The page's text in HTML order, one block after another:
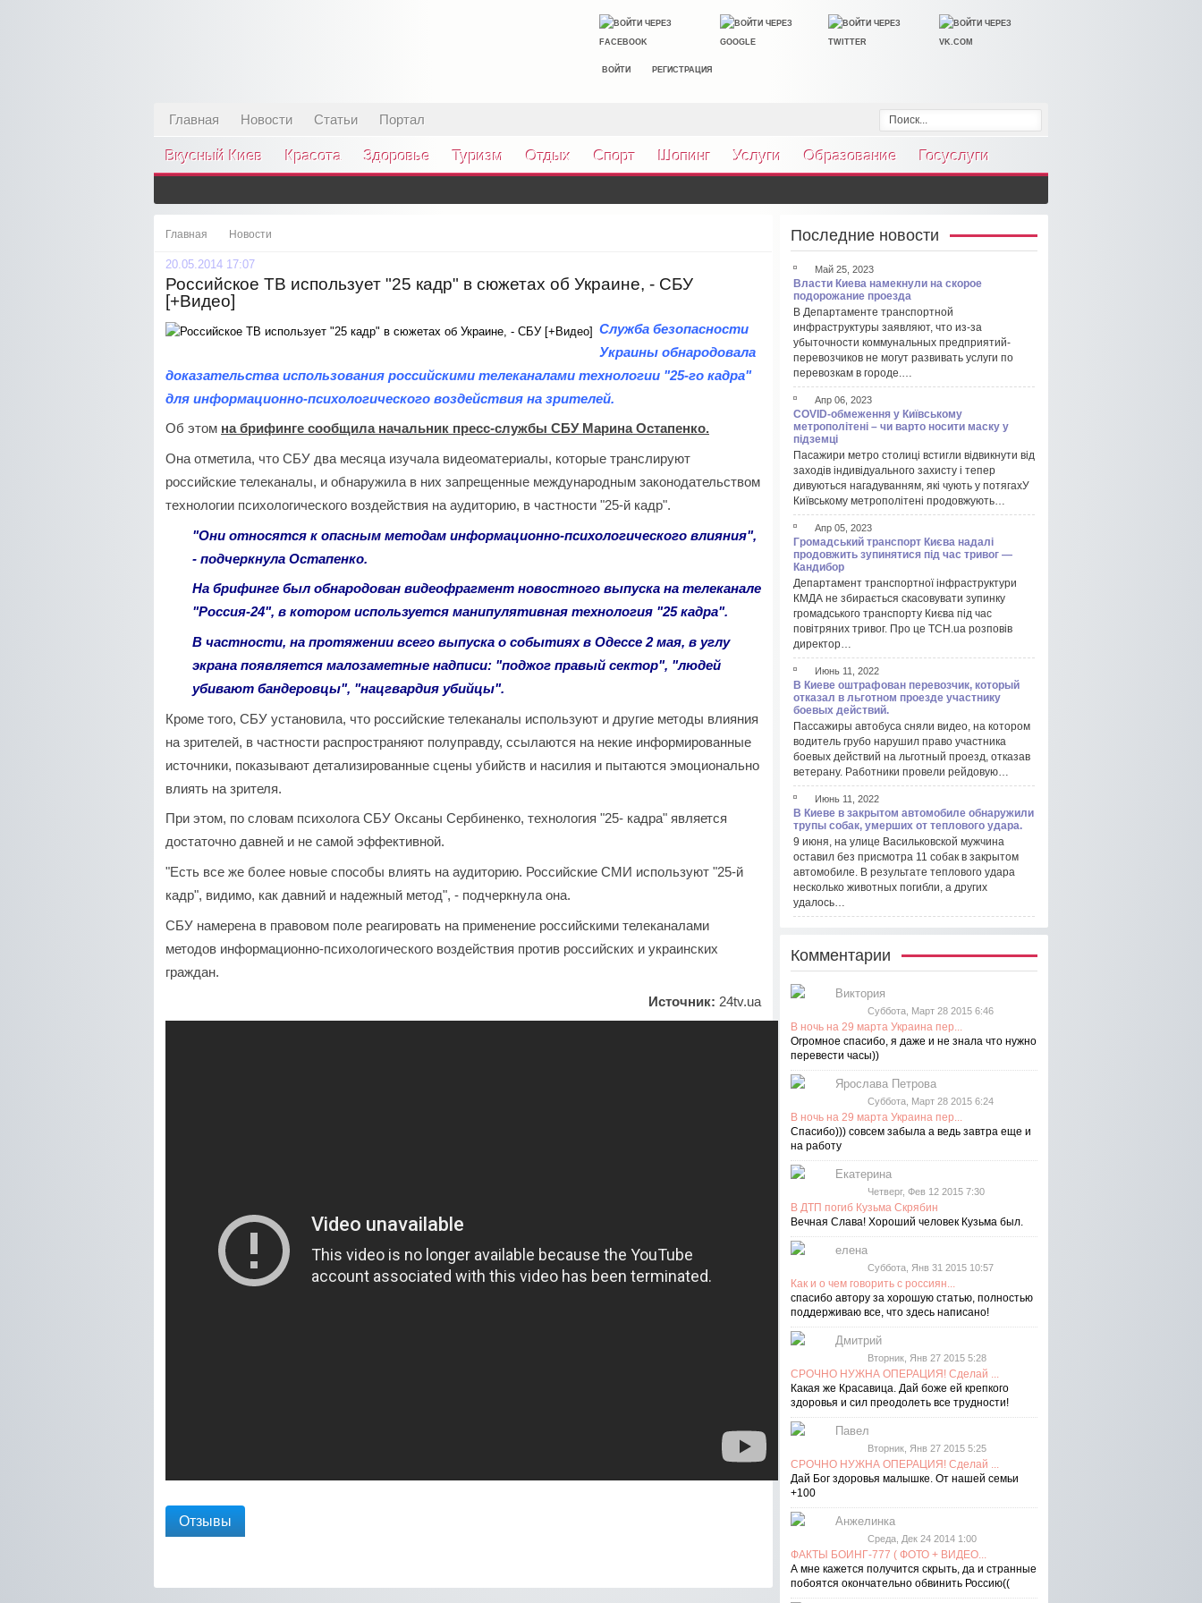
ВОЙТИ РЕГИСТРАЦИЯ
Главная Новости Статьи Портал
Вкусный Киев Красота Здоровье Туризм Отдых Спорт Шопинг Услуги Образование Госуслуги
Главная Новости
20.05.2014 17:07
Российское ТВ использует "25 кадр" в сюжетах об Украине, - СБУ
[+Видео]
Служба безопасности
Украины обнародовала
доказательства использования российскими телеканалами технологии "25-го кадра"
для информационно-психологического воздействия на зрителей.
Об этом на брифинге сообщила начальник пресс-службы СБУ Марина Остапенко.
Она отметила, что СБУ два месяца изучала видеоматериалы, которые транслируют
российские телеканалы, и обнаружила в них запрещенные международным законодательством
технологии психологического воздействия на аудиторию, в частности "25-й кадр".
"Они относятся к опасным методам информационно-психологического влияния",
- подчеркнула Остапенко.
На брифинге был обнародован видеофрагмент новостного выпуска на телеканале
"Россия-24", в котором используется манипулятивная технология "25 кадра".
В частности, на протяжении всего выпуска о событиях в Одессе 2 мая, в углу
экрана появляется малозаметные надписи: "поджог правый сектор", "людей
убивают бандеровцы", "нацгвардия убийцы".
Кроме того, СБУ установила, что российские телеканалы используют и другие методы влияния
на зрителей, в частности распространяют полуправду, ссылаются на некие информированные
источники, показывают детализированные сцены убийств и насилия и пытаются эмоционально
влиять на зрителя.
При этом, по словам психолога СБУ Оксаны Сербиненко, технология "25- кадра" является
достаточно давней и не самой эффективной.
"Есть все же более новые способы влиять на аудиторию. Российские СМИ используют "25-й
кадр", видимо, как давний и надежный метод", - подчеркнула она.
СБУ намерена в правовом поле реагировать на применение российскими телеканалами
методов информационно-психологического воздействия против российских и украинских
граждан.
Источник: 24tv.ua
Отзывы
Последние новости
Май 25, 2023
Власти Киева намекнули на скорое
подорожание проезда
В Департаменте транспортной
инфраструктуры заявляют, что из-за
убыточности коммунальных предприятий-
перевозчиков не могут развивать услуги по
перевозкам в городе.…
Апр 06, 2023
COVID-обмеження у Київському
метрополітені – чи варто носити маску у
підземці
Пасажири метро столиці встигли відвикнути від
заходів індивідуального захисту і тепер
дивуються нагадуванням, які чують у потягахУ
Київському метрополітені продовжують…
Апр 05, 2023
Громадський транспорт Києва надалі
продовжить зупинятися під час тривог —
Кандибор
Департамент транспортної інфраструктури
КМДА не збирається скасовувати зупинку
громадського транспорту Києва під час
повітряних тривог. Про це ТСН.ua розповів
директор…
Июнь 11, 2022
В Киеве оштрафован перевозчик, который
отказал в льготном проезде участнику
боевых действий.
Пассажиры автобуса сняли видео, на котором
водитель грубо нарушил право участника
боевых действий на льготный проезд, отказав
ветерану. Работники провели рейдовую…
Июнь 11, 2022
В Киеве в закрытом автомобиле обнаружили
трупы собак, умерших от теплового удара.
9 июня, на улице Васильковской мужчина
оставил без присмотра 11 собак в закрытом
автомобиле. В результате теплового удара
несколько животных погибли, а других
удалось…
Комментарии
Виктория
Суббота, Март 28 2015 6:46
В ночь на 29 марта Украина пер...
Огромное спасибо, я даже и не знала что нужно
перевести часы))
Ярослава Петрова
Суббота, Март 28 2015 6:24
В ночь на 29 марта Украина пер...
Спасибо))) совсем забыла а ведь завтра еще и
на работу
Екатерина
Четверг, Фев 12 2015 7:30
В ДТП погиб Кузьма Скрябин
Вечная Слава! Хороший человек Кузьма был.
елена
Суббота, Янв 31 2015 10:57
Как и о чем говорить с россиян...
спасибо автору за хорошую статью, полностью
поддерживаю все, что здесь написано!
Дмитрий
Вторник, Янв 27 2015 5:28
СРОЧНО НУЖНА ОПЕРАЦИЯ! Сделай ...
Какая же Красавица. Дай боже ей крепкого
здоровья и сил преодолеть все трудности!
Павел
Вторник, Янв 27 2015 5:25
СРОЧНО НУЖНА ОПЕРАЦИЯ! Сделай ...
Дай Бог здоровья малышке. От нашей семьи
+100
Анжелинка
Среда, Дек 24 2014 1:00
ФАКТЫ БОИНГ-777 ( ФОТО + ВИДЕО...
А мне кажется получится скрыть, да и странные
побоятся окончательно обвинить Россию((